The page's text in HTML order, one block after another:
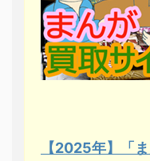
【2025年】「